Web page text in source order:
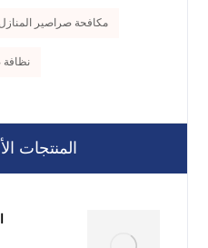
مكافحة صراصير المنازل
المنتجات